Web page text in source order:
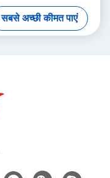
हाइड्रोलिक मेटल बॉलर
सबसे अच्छी कीमत पाएं